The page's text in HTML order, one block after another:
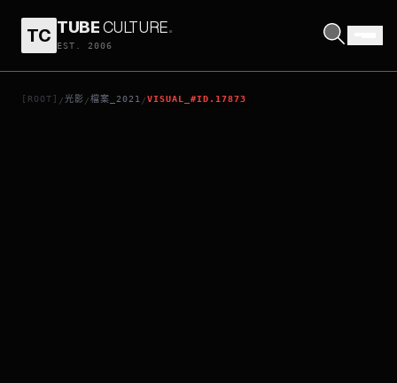
TC TUBECULTURE.
EST. 2006
[ROOT] /光影 /檔案_2021 /VISUAL_#ID.17873
BINGO HELL